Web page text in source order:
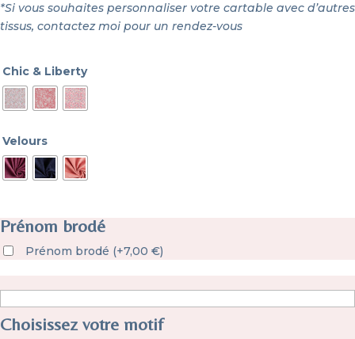
*Si vous souhaites personnaliser votre cartable avec d’autres
tissus, contactez moi pour un rendez-vous
Chic & Liberty
Velours
Prénom brodé
Prénom brodé (+7,00 €)
Choisissez votre motif